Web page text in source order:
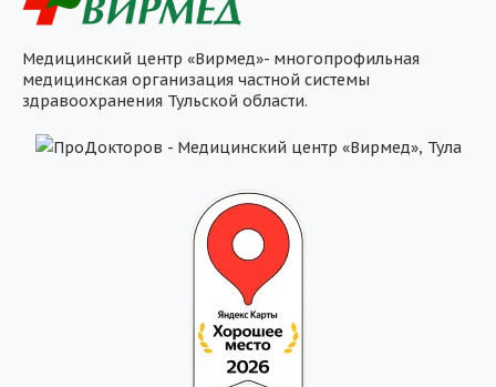
Медицинский центр «Вирмед»- многопрофильная
медицинская организация частной системы
здравоохранения Тульской области.